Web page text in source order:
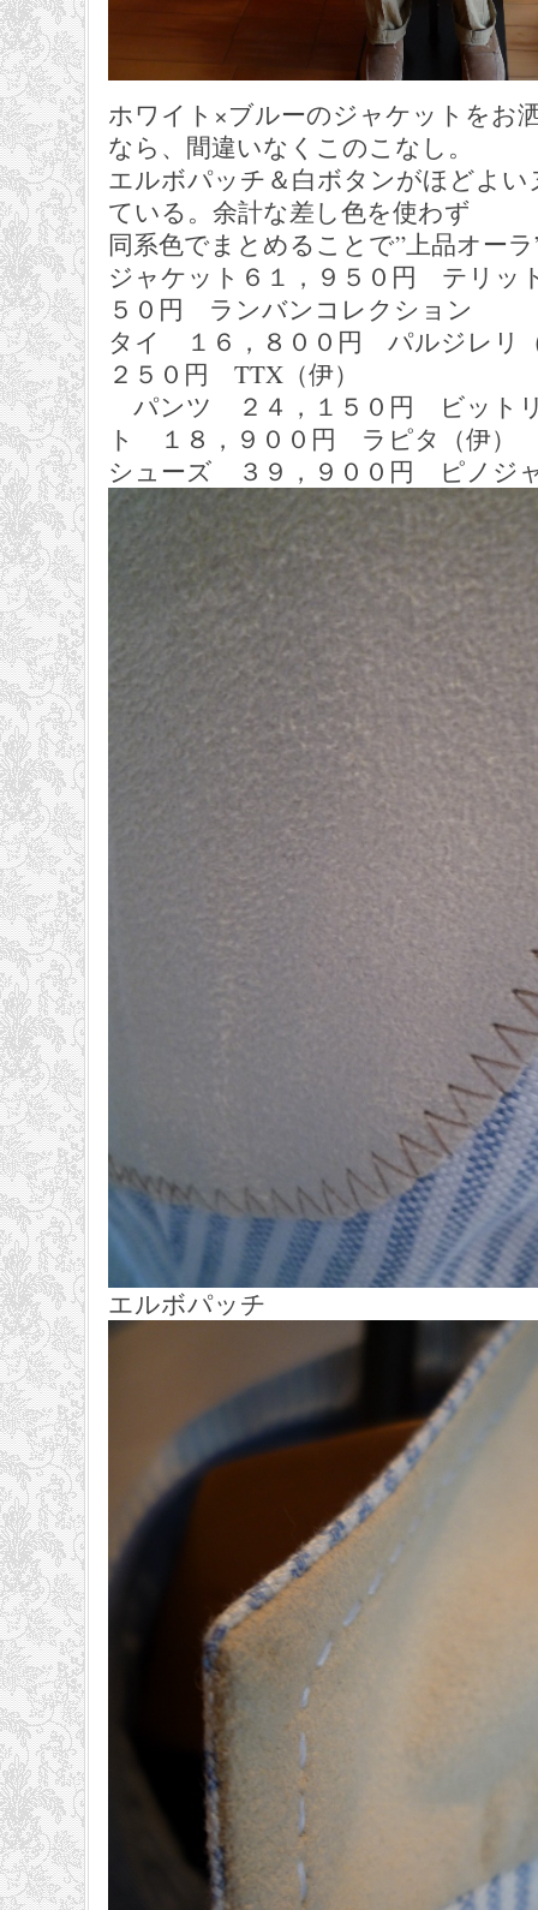
ホワイト×ブルーのジャケットをお
なら、間違いなくこのこなし。
エルボパッチ＆白ボタンがほどよ
ている。余計な差し色を使わず
同系色でまとめることで”上品オー
ジャケット６１，９５０円 テ
５０円 ランバンコレクション
タイ １６，８００円 パルジレ
２５０円 TTX（伊）
パンツ ２４，１５０円 ビッ
ト １８，９００円 ラピタ（伊）
シューズ ３９，９００円 ピノジ
エルボパッチ